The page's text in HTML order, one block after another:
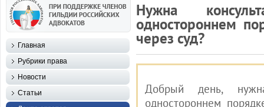
Нужна
одностороннем
через суд?
Добрый день,
одностороннем
Главная
Рубрики права
Новости
Статьи